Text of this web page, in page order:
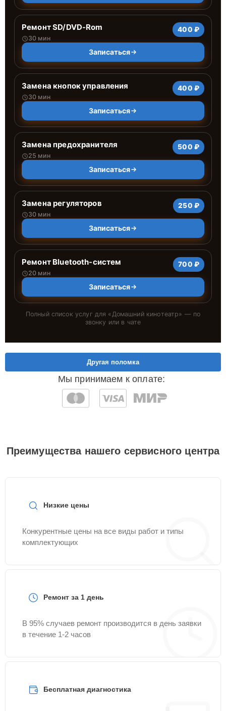
Ремонт SD/DVD-Rom
30 мин
400 ₽
Записаться
Замена кнопок управления
30 мин
400 ₽
Записаться
Замена предохранителя
25 мин
500 ₽
Записаться
Замена регуляторов
30 мин
250 ₽
Записаться
Ремонт Bluetooth-систем
20 мин
700 ₽
Записаться
Полный список услуг для «Домашний кинотеатр» — по
звонку или в чате
Мы принимаем к оплате:
Другая поломка
Преимущества нашего сервисного центра
Низкие цены
Конкурентные цены на все виды работ и типы
комплектующих
Ремонт за 1 день
В 95% случаев ремонт производится в день заявки
в течение 1-2 часов
Бесплатная диагностика